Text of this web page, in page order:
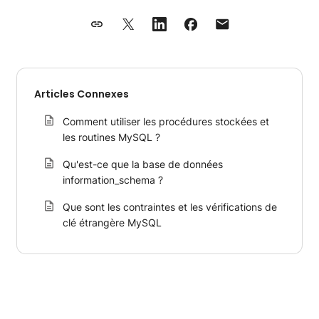
Articles Connexes
Comment utiliser les procédures stockées et
les routines MySQL ?
Qu'est-ce que la base de données
information_schema ?
Que sont les contraintes et les vérifications de
clé étrangère MySQL